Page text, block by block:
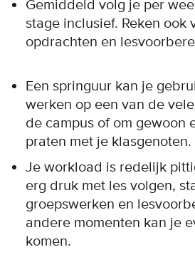
Gemiddeld volg je per
stage inclusief. Reken ook
opdrachten en
Een springuur kan je
werken op een van de
de campus of om gewoon
praten met je klasgenoten.
Je workload is redelijk
erg druk met les volgen,
groepswerken en
andere momenten kan je
komen.